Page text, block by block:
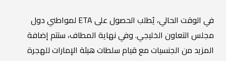
في الوقت الحالي، يُطلب الحصول على ETA لمواطني دول
مجلس التعاون الخليجي. وفي نهاية المطاف، ستتم إضافة
المزيد من الجنسيات مع قيام سلطات هيئة الإمارات للهجرة